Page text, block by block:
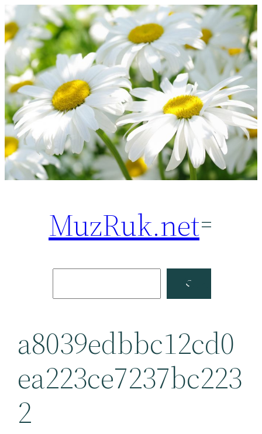
Перейти
к
содержимому
MuzRuk.net
Facebook
a8039edbbc12cd0
ea223ce7237bc223
2